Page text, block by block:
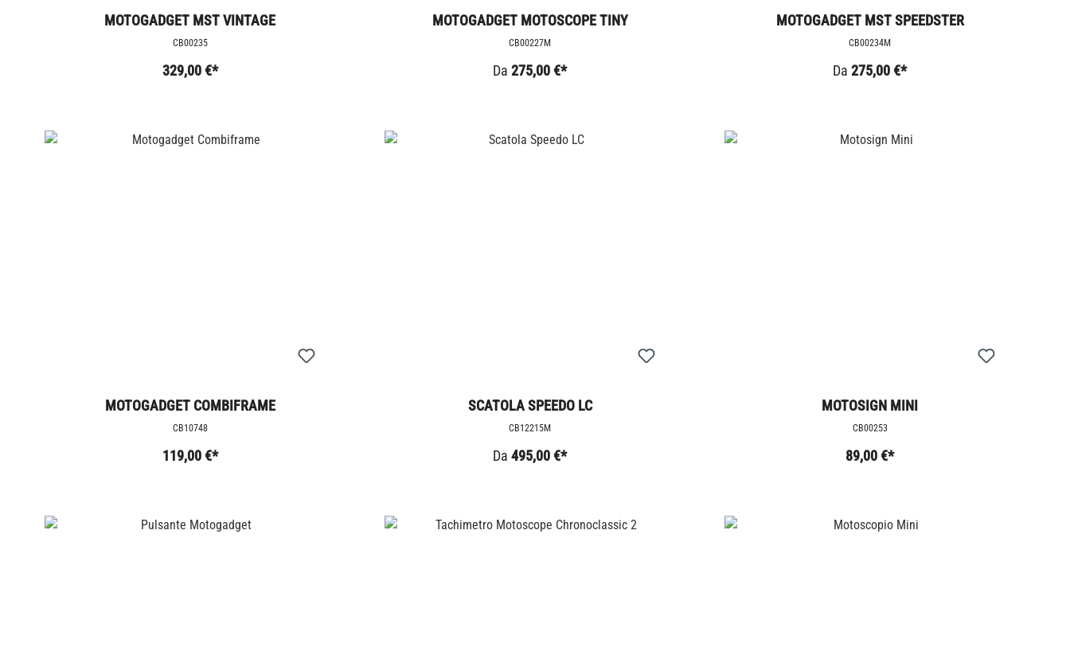
MOTOGADGET MST VINTAGE
CB00235
329,00 €*
MOTOGADGET MOTOSCOPE TINY
CB00227M
Da275,00 €*
MOTOGADGET MST SPEEDSTER
CB00234M
Da275,00 €*
MOTOGADGET COMBIFRAME
CB10748
119,00 €*
SCATOLA SPEEDO LC
CB12215M
Da495,00 €*
MOTOSIGN MINI
CB00253
89,00 €*